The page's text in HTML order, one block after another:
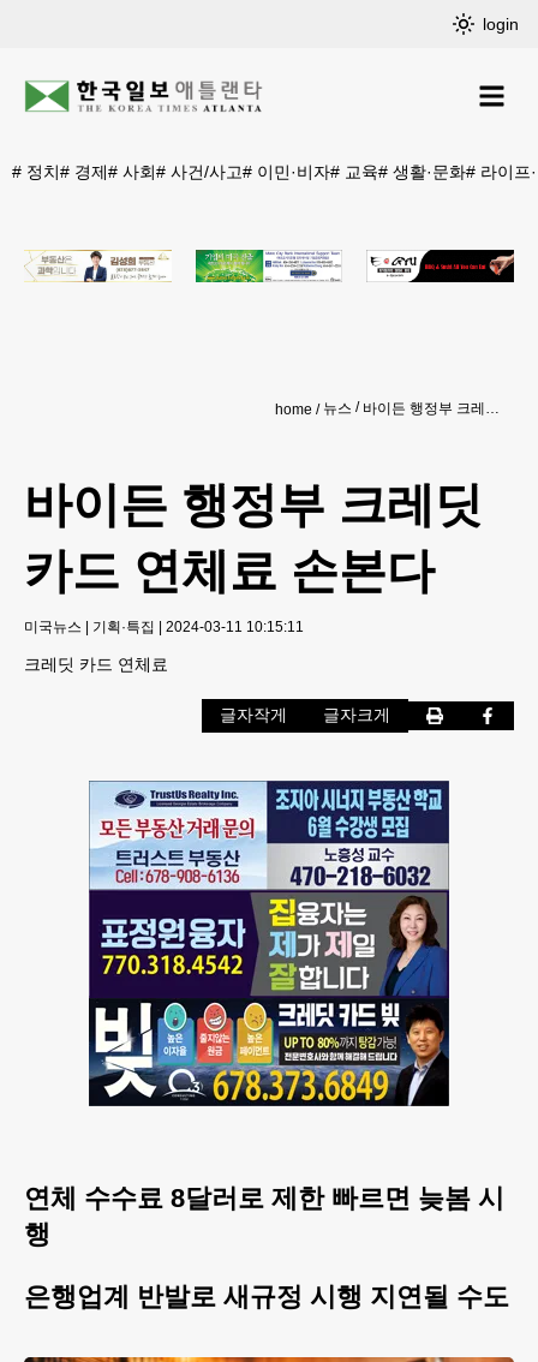
login
# 정치# 경제# 사회# 사건/사고# 이민·비자# 교육# 생활·문화# 라이프
home 뉴스 바이든 행정부 크레딧 카드 연체료 손본다
바이든 행정부 크레딧
카드 연체료 손본다
미국뉴스 | 기획·특집 | 2024-03-11 10:15:11
크레딧 카드 연체료
글자작게 글자크게
연체 수수료 8달러로 제한 빠르면 늦봄 시
행
은행업계 반발로 새규정 시행 지연될 수도